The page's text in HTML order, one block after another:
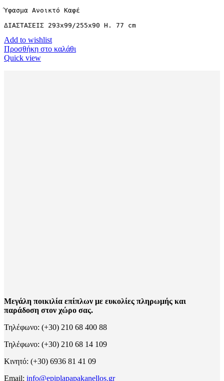
Ύφασμα Ανοικτό Καφέ
ΔΙΑΣΤΑΣΕΙΣ 293x99/255x90 H. 77 cm
Add to wishlist
Προσθήκη στο καλάθι
Quick view
Μεγάλη ποικιλία επίπλων με ευκολίες πληρωμής και
παράδοση στον χώρο σας.
Τηλέφωνο: (+30) 210 68 400 88
Τηλέφωνο: (+30) 210 68 14 109
Κινητό: (+30) 6936 81 41 09
Email: info@epiplapapakanellos.gr